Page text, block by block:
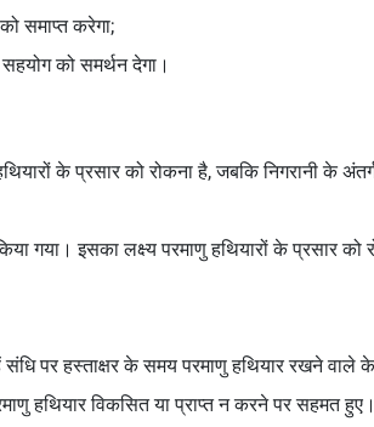
समाप्त करेगा;
को समर्थन देगा।
के प्रसार को रोकना है, जबकि निगरानी के
गया। इसका लक्ष्य परमाणु हथियारों के प्रसार को
संधि पर हस्ताक्षर के समय परमाणु हथियार रखने वाले
हथियार विकसित या प्राप्त न करने पर सहमत हुए।